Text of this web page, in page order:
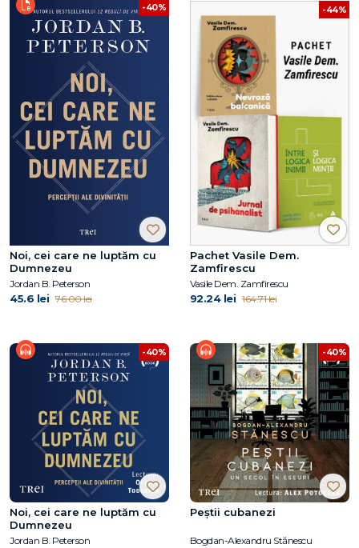
-40%
Noi, cei care ne luptăm cu
Dumnezeu
Jordan B. Peterson
45.6 lei 76.00 lei
-44%
Pachet Vasile Dem.
Zamfirescu
Vasile Dem. Zamfirescu
92.24 lei 164.71 lei
-40%
Noi, cei care ne luptăm cu
Dumnezeu
Jordan B. Peterson
-40%
Peștii cubanezi
Bogdan-Alexandru Stănescu